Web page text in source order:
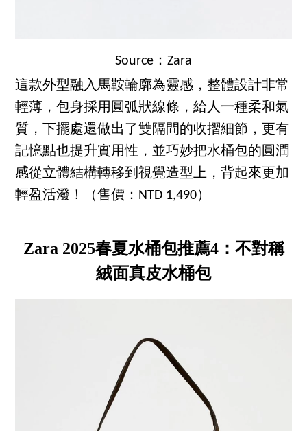
Source：Zara
這款外型融入馬鞍輪廓為靈感，整體設計非常
輕薄，包身採用圓弧狀線條，給人一種柔和氣
質，下擺處還做出了雙隔間的收摺細節，更有
記憶點也提升實用性，並巧妙把水桶包的圓潤
感從立體結構轉移到視覺造型上，背起來更加
輕盈活潑！（售價：NTD 1,490）
Zara 2025春夏水桶包推薦4：不對稱
絨面真皮水桶包